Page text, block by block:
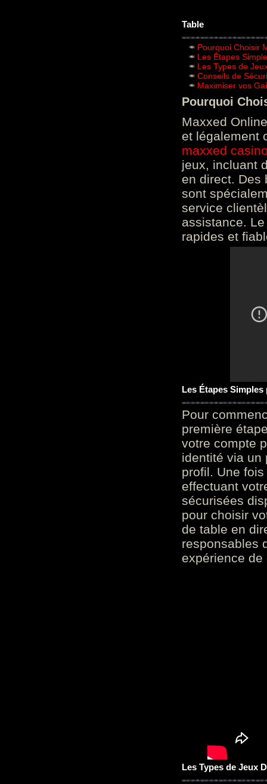
Table
Pourquoi Choisir
Les Étapes
Les Types de
Conseils de
Maximiser vos
Pourquoi
Maxxed
et légalement
maxxed
jeux, incluant
en direct. Des
sont
service
assistance.
rapides et
Les Étapes
Pour
première
votre compte
identité via un
profil. Une
effectuant
sécurisées
pour choisir
de table en
responsables
expérience
Les Types de Jeux